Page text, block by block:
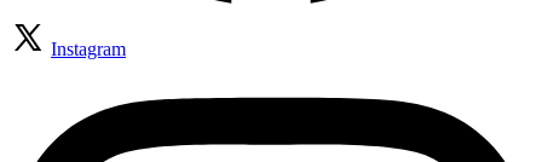
Instagram